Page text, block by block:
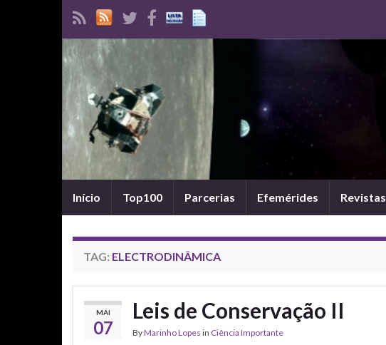
Início Top100 Parcerias Efemérides Revistas
TAG: ELECTRODINÂMICA
MAI
07
Leis de Conservação II
ByMarinho Lopes in Ciência Importante